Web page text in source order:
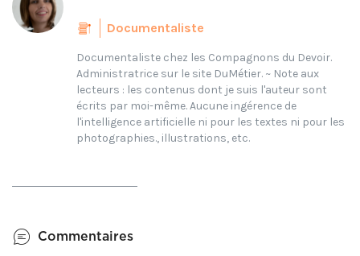
Documentaliste
Documentaliste chez les Compagnons du Devoir.
Administratrice sur le site DuMétier. ~ Note aux
lecteurs : les contenus dont je suis l'auteur sont
écrits par moi-même. Aucune ingérence de
l'intelligence artificielle ni pour les textes ni pour les
photographies., illustrations, etc.
Commentaires